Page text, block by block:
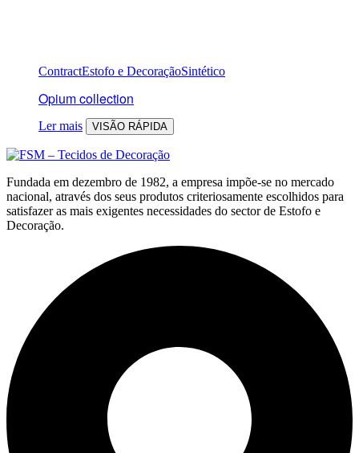
ContractEstofo e DecoraçãoSintético
Opium collection
Ler mais VISÃO RÁPIDA
Fundada em dezembro de 1982, a empresa impõe-se no mercado
nacional, através dos seus produtos criteriosamente escolhidos para
satisfazer as mais exigentes necessidades do sector de Estofo e
Decoração.